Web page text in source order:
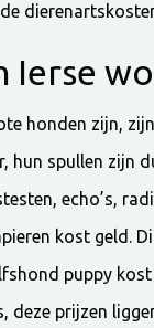
Ierse
honden zijn,
hun spullen zijn
echo’s,
kost geld.
puppy
deze prijzen